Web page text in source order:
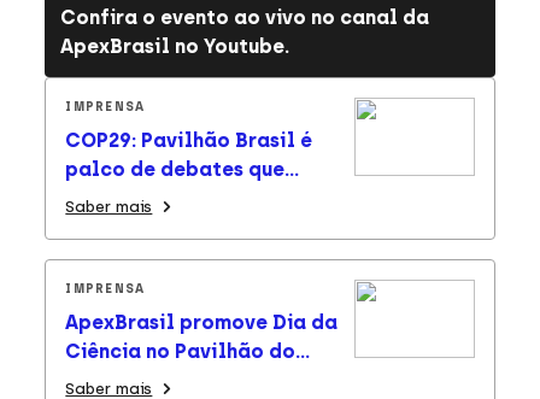
Confira o evento ao vivo no canal da
ApexBrasil no Youtube.
IMPRENSA
COP29: Pavilhão Brasil é
palco de debates que
destacam o potencial do
ecológica justa
Saber mais
IMPRENSA
ApexBrasil promove Dia da
Ciência no Pavilhão do
Brasil na COP29 e painéis
Saber mais